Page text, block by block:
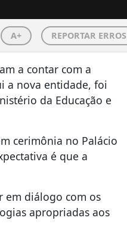
A+ REPORTAR ERROS
a contar com a
a nova entidade, foi
da Educação e
cerimônia no Palácio
é que a
em diálogo com os
apropriadas aos